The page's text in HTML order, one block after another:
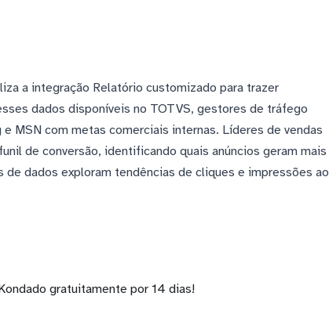
a integração Relatório customizado para trazer
dados disponíveis no TOTVS, gestores de tráfego
MSN com metas comerciais internas. Líderes de vendas
de conversão, identificando quais anúncios geram mais
dados exploram tendências de cliques e impressões ao
gratuitamente por 14 dias!